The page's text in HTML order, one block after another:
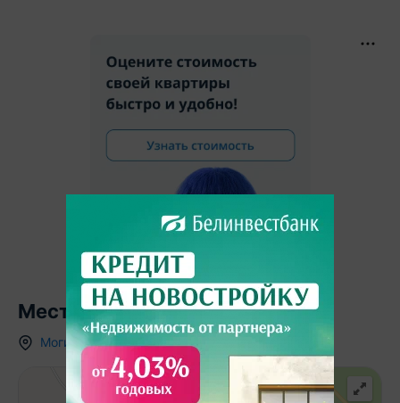
Местоположение
Могилевская область, д. Верейцы ул. Озёрная